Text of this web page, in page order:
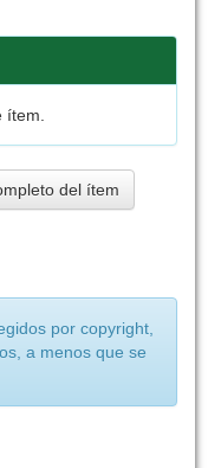
del ítem
por copyright,
a menos que se